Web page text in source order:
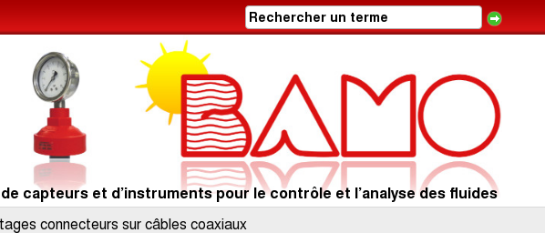
capteurs et d’instruments pour le contrôle et l’analyse des fluides
connecteurs sur câbles coaxiaux